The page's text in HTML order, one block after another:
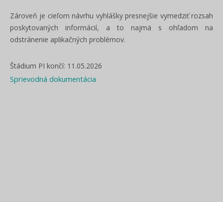
Zároveň je cieľom návrhu vyhlášky presnejšie vymedziť rozsah
poskytovaných informácií, a to najmä s ohľadom na
odstránenie aplikačných problémov.
Štádium PI končí: 11.05.2026
Sprievodná dokumentácia